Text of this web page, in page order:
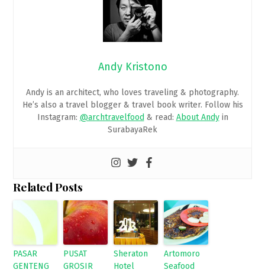
Andy Kristono
Andy is an architect, who loves traveling & photography.
He’s also a travel blogger & travel book writer. Follow his
Instagram: @archtravelfood & read: About Andyin
SurabayaRek
Related Posts
PASAR
GENTENG
PUSAT
GROSIR
Sheraton
Hotel
Artomoro
Seafood